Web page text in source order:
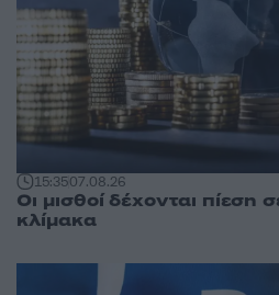
15:3507.08.26
Οι μισθοί δέχονται πίεση
κλίμακα